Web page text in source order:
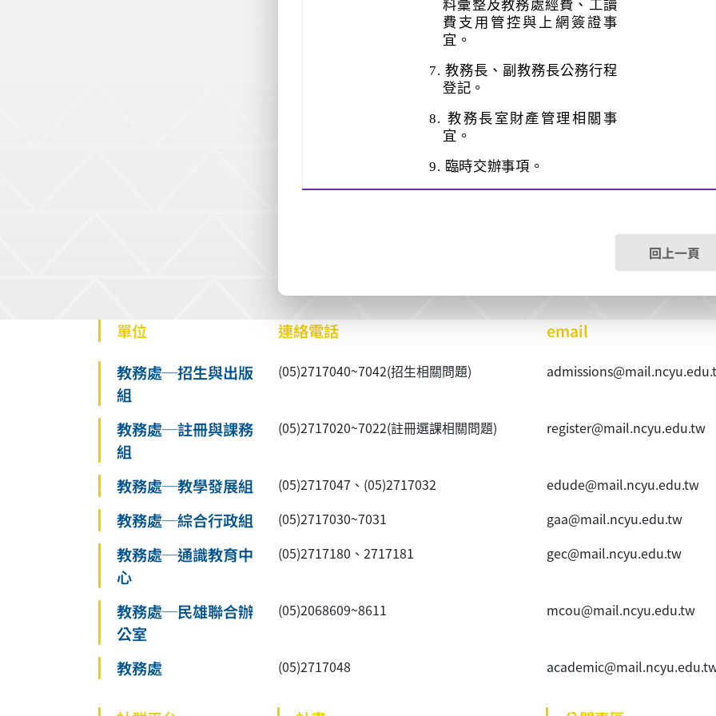
料彙整及教務處經費、工讀
費支用管控與上網簽證事
宜。
7. 教務長、副教務長公務行程
登記。
8. 教務長室財產管理相關事
宜。
9. 臨時交辦事項。
回上一頁
單位 連絡電話
email
教務處─招生與出版
組
(05)2717040~7042(招生相關問題)
教務處─註冊與課務
組
(05)2717020~7022(註冊選課相關問題) register@mail.ncyu.edu.tw
教務處─教學發展組 (05)2717047、(05)2717032 edude@mail.ncyu.edu.tw
教務處─綜合行政組 (05)2717030~7031 gaa@mail.ncyu.edu.tw
教務處─通識教育中
心
(05)2717180、2717181 gec@mail.ncyu.edu.tw
教務處─民雄聯合辦
公室
(05)2068609~8611 mcou@mail.ncyu.edu.tw
教務處 (05)2717048